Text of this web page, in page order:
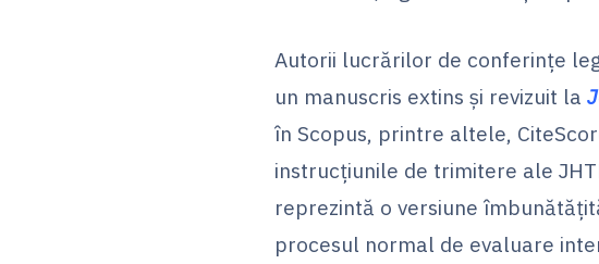
Autorii lucrărilor de conferințe
un manuscris extins și revizuit la
în Scopus, printre altele,
instrucțiunile de trimitere ale
reprezintă o versiune
procesul normal de evaluare